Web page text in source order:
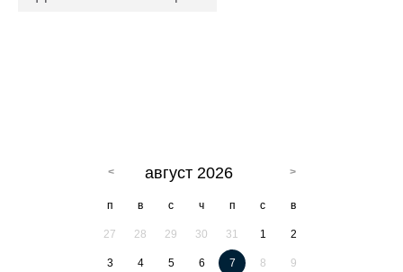
август 2026
п в с ч п с в
27 28 29 30 31 1 2
3 4 5 6 7 8 9